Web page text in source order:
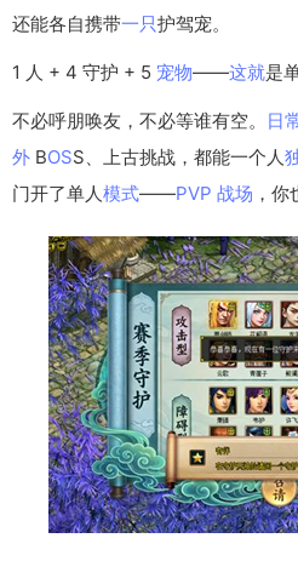
还能各自携带一只护驾宠。
1 人 + 4 守护 + 5 宠物——这就是
不必呼朋唤友，不必等谁有空。 日
外 BOSS、上古挑战，都能一个人
门开了单人模式——PVP 战场 ，你